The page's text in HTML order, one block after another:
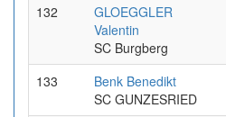
132
GLOEGGLER
Valentin
SC Burgberg
133
Benk Benedikt
SC GUNZESRIED